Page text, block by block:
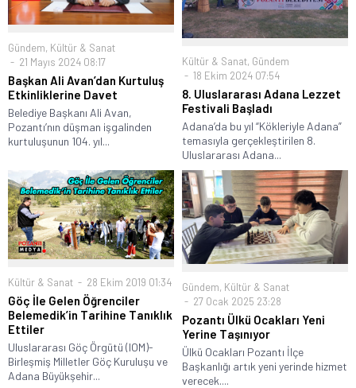
Gündem, Kültür & Sanat
21 Mayıs 2024 08:17
Başkan Ali Avan’dan Kurtuluş
Etkinliklerine Davet
Belediye Başkanı Ali Avan,
Pozantı’nın düşman işgalinden
kurtuluşunun 104. yıl...
Kültür & Sanat, Gündem
18 Ekim 2024 07:54
8. Uluslararası Adana Lezzet
Festivali Başladı
Adana’da bu yıl “Kökleriyle Adana”
temasıyla gerçekleştirilen 8.
Uluslararası Adana...
Kültür & Sanat 28 Ekim 2019 01:34
Göç İle Gelen Öğrenciler
Belemedik’in Tarihine Tanıklık
Ettiler
Uluslararası Göç Örgütü (IOM)-
Birleşmiş Milletler Göç Kuruluşu ve
Adana Büyükşehir...
Gündem, Kültür & Sanat
27 Ocak 2025 23:28
Pozantı Ülkü Ocakları Yeni
Yerine Taşınıyor
Ülkü Ocakları Pozantı İlçe
Başkanlığı artık yeni yerinde hizmet
verecek....